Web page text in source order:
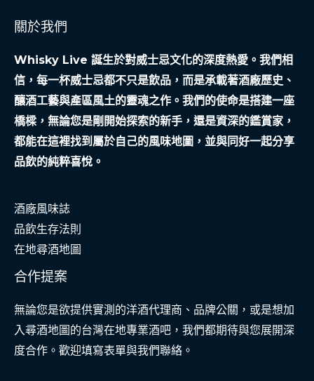
關於我們
Whisky Live 誕生於對威士忌文化的深度熱愛。我們相
信，每一杯威士忌都不只是飲品，而是承載著酒廠歷史、
釀酒工藝與產區風土的靈魂之作。我們的使命是搭建一座
橋樑，無論您是剛開始探索的新手，還是資深的鑑賞家，
都能在這裡找到屬於自己的風味地圖，並與同好一起分享
品飲的純粹喜悅。
酒廠風味誌
品飲生存法則
在地尋酒地圖
合作提案
無論您是欲提供實測的洋酒代理商、品牌公關，或是想加
入尋酒地圖的台灣在地專業酒吧，我們都期待與您展開深
度合作。歡迎填寫表單與我們聯絡。